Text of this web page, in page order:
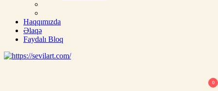
Haqqımızda
Əlaqə
Faydalı Bloq
0